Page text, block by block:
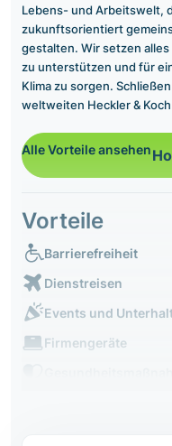
Lebens- und Arbeitswelt,
zukunftsorientiert
gestalten. Wir setzen
zu unterstützen und für
Klima zu sorgen.
weltweiten Heckler & Koch
Vorteile
Barrierefreiheit
Dienstreisen
Events und
Firmengeräte
Alle Vorteile ansehen